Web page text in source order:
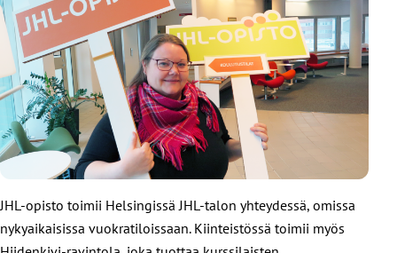
JHL-opisto toimii Helsingissä JHL-talon yhteydessä, omissa
nykyaikaisissa vuokratiloissaan. Kiinteistössä toimii myös